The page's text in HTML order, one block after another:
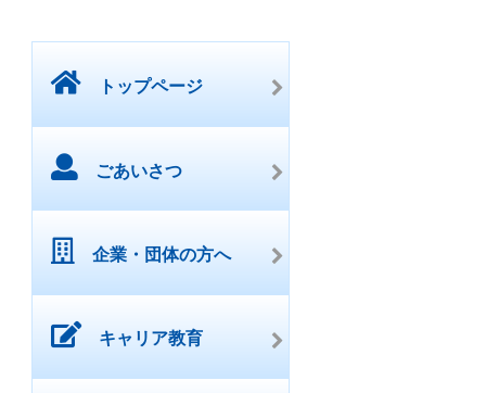
トップページ
ごあいさつ
企業・団体の方へ
キャリア教育